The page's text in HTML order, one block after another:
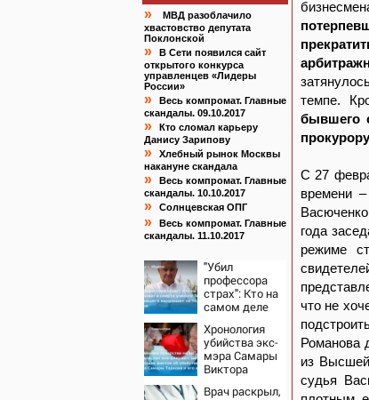
»
МВД разоблачило
хвастовство депутата
Поклонской
»
В Сети появился сайт
открытого конкурса
управленцев «Лидеры
России»
»
Весь компромат. Главные
скандалы. 09.10.2017
»
Кто сломал карьеру
Данису Зарипову
»
Хлебный рынок Москвы
накануне скандала
»
Весь компромат. Главные
скандалы. 10.10.2017
» Солнцевская ОПГ
»
Весь компромат. Главные
скандалы. 11.10.2017
"Убил
профессора
страх": Кто на
самом деле
смерти
ученого
Зезина,
остановившего
мальчишек на
Хронология
убийства экс-
мэра Самары
Виктора
жены: шесть
Врач раскрыл,
темпе.
бывшего
С 27
времени
года
режиме
что не
Романова
из Высшей
судья